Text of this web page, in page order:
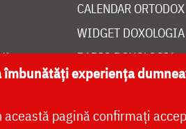
CALENDAR ORTODOX
WIDGET DOXOLOGIA
RADIO DOXOLOGIA
experiența
pagină confirmați